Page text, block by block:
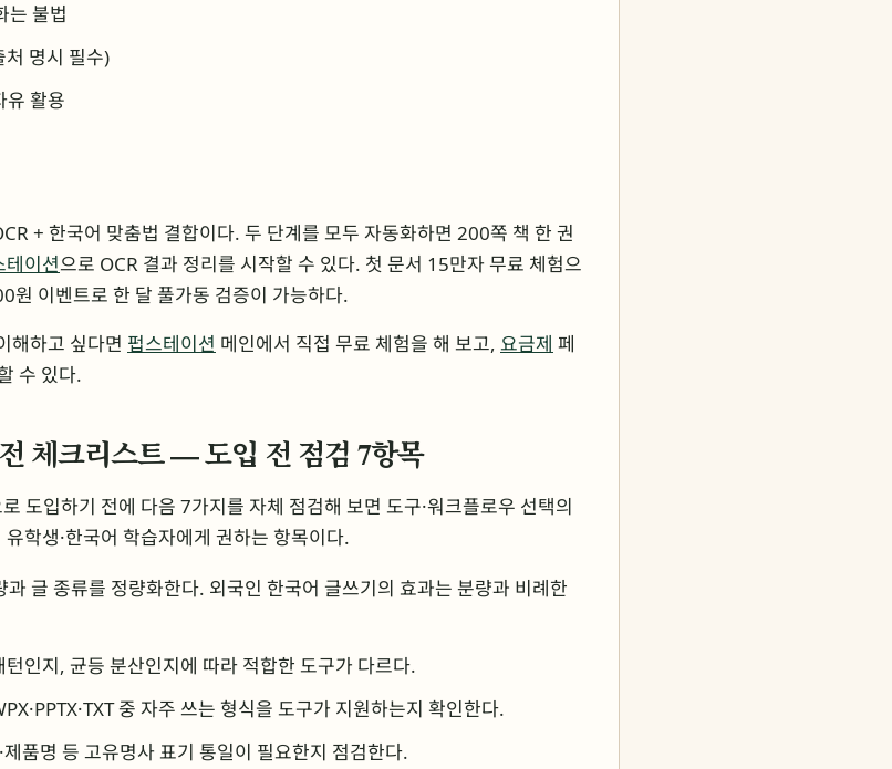
는 불법
처 명시 필수)
유 활용
+ 한국어 맞춤법 결합이다. 두 단계를 모두 자동화하면 200쪽 책 한 권
테이션으로 OCR 결과 정리를 시작할 수 있다. 첫 문서 15만자 무료 체험으
원 이벤트로 한 달 풀가동 검증이 가능하다.
해하고 싶다면 펍스테이션 메인에서 직접 무료 체험을 해 보고, 요금제 페
수 있다.
체크리스트 — 도입 전 점검 7항목
도입하기 전에 다음 7가지를 자체 점검해 보면 도구·워크플로우 선택의
학생·한국어 학습자에게 권하는 항목이다.
글 종류를 정량화한다. 외국인 한국어 글쓰기의 효과는 분량과 비례한
턴인지, 균등 분산인지에 따라 적합한 도구가 다르다.
중 자주 쓰는 형식을 도구가 지원하는지 확인한다.
제품명 등 고유명사 표기 통일이 필요한지 점검한다.